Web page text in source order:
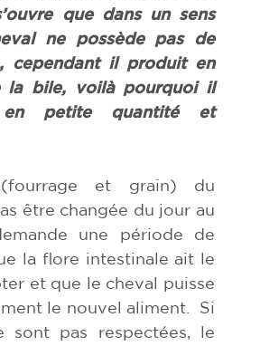
que dans un sens
ne possède pas de
cependant il produit en
la bile, voilà pourquoi il
petite quantité et
(fourrage et grain) du
être changée du jour au
une période de
la flore intestinale ait le
et que le cheval puisse
le nouvel aliment. Si
sont pas respectées, le